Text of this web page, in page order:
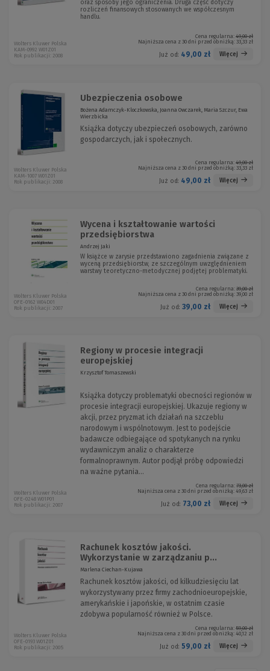
oraz sposoby jego ograniczenia. Druga część dotyczy
rozliczeń finansowych stosowanych we współczesnym
handlu.
Cena regularna: 49,00 zł
Najniższa cena z 30 dni przed obniżką: 33,33 zł
Już od: 49,00 zł Więcej
Wolters Kluwer Polska
KAM-0992 W01Z01
Rok publikacji: 2008
Ubezpieczenia osobowe
Bożena Adamczyk-Kloczkowska, Joanna Owczarek, Maria Szczur, Ewa
Wierzbicka
Książka dotyczy ubezpieczeń osobowych, zarówno
gospodarczych, jak i społecznych.
Cena regularna: 49,00 zł
Najniższa cena z 30 dni przed obniżką: 33,33 zł
Już od: 49,00 zł Więcej
Wolters Kluwer Polska
KAM-1007 W01Z01
Rok publikacji: 2008
Wycena i kształtowanie wartości
przedsiębiorstwa
Andrzej Jaki
W książce w zarysie przedstawiono zagadnienia związane z
wyceną przedsiębiorstw, ze szczególnym uwzględnieniem
warstwy teoretyczno-metodycznej podjętej problematyki.
Cena regularna: 39,00 zł
Najniższa cena z 30 dni przed obniżką: 39,00 zł
Już od: 39,00 zł Więcej
Wolters Kluwer Polska
OFE-0162 W04D01
Rok publikacji: 2007
Regiony w procesie integracji
europejskiej
Krzysztof Tomaszewski
Książka dotyczy problematyki obecności regionów w
procesie integracji europejskiej. Ukazuje regiony w
akcji, przez pryzmat ich działań na szczeblu
narodowym i wspólnotowym. Jest to podejście
badawcze odbiegające od spotykanych na rynku
wydawniczym analiz o charakterze
formalnoprawnym. Autor podjął próbę odpowiedzi
na ważne pytania...
Cena regularna: 73,00 zł
Najniższa cena z 30 dni przed obniżką: 49,63 zł
Już od: 73,00 zł Więcej
Wolters Kluwer Polska
OFE-0248 W01P01
Rok publikacji: 2007
Rachunek kosztów jakości.
Wykorzystanie w zarządzaniu p...
Marlena Ciechan-Kujawa
Rachunek kosztów jakości, od kilkudziesięciu lat
wykorzystywany przez firmy zachodnioeuropejskie,
amerykańskie i japońskie, w ostatnim czasie
zdobywa popularność również w Polsce.
Cena regularna: 59,00 zł
Najniższa cena z 30 dni przed obniżką: 40,12 zł
Już od: 59,00 zł Więcej
Wolters Kluwer Polska
OFE-0193 W01Z01
Rok publikacji: 2005